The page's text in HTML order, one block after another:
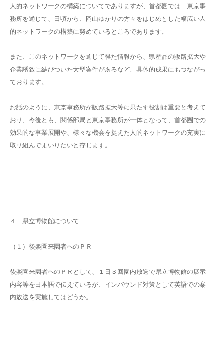
人的ネットワークの構築についてでありますが、首都圏では、東京事
務所を通じて、日頃から、岡山ゆかりの方々をはじめとした幅広い人
的ネットワークの構築に努めているところであります。
また、このネットワークを通じて得た情報から、県産品の販路拡大や
企業誘致に結びついた大型案件があるなど、具体的成果にもつながっ
ております。
お話のように、東京事務所が販路拡大等に果たす役割は重要と考えて
おり、今後とも、関係部局と東京事務所が一体となって、首都圏での
効果的な事業展開や、様々な機会を捉えた人的ネットワークの充実に
取り組んでまいりたいと存じます。
４ 県立博物館について
（１）後楽園来園者へのＰＲ
後楽園来園者へのＰＲとして、１日３回園内放送で県立博物館の展示
内容等を日本語で伝えているが、インバウンド対策として英語での案
内放送を実施してはどうか。